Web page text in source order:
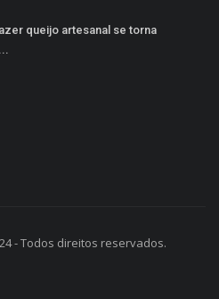
queijo artesanal se torna
- Todos direitos reservados.